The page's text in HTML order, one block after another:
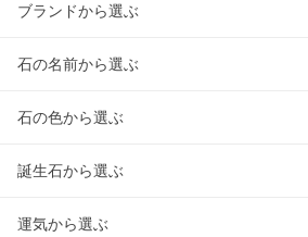
ブランドから選ぶ
石の名前から選ぶ
石の色から選ぶ
誕生石から選ぶ
運気から選ぶ